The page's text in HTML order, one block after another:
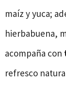
maíz y yuca;
hierbabuena,
acompaña con
refresco